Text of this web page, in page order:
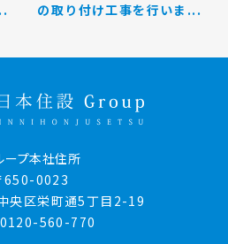
の取り付け工事を行いま...
ープ本社住所
650-0023
央区栄町通5丁目2-19
560-770